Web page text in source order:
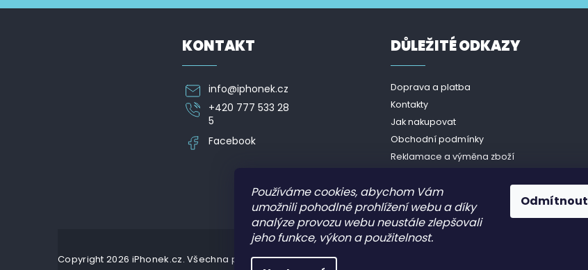
Používáme cookies, abychom Vám
umožnili pohodlné prohlížení webu a díky
analýze provozu webu neustále zlepšovali
jeho funkce, výkon a použitelnost.
Odmítnout
t
KONTAKT
info@iphonek.cz
+420 777 533 28
5
Facebook
DŮLEŽITÉ ODKAZY
Doprava a platba
Kontakty
Jak nakupovat
Obchodní podmínky
Reklamace a výměna zboží
údajů - GDPR
Copyright 2026 iPhonek.cz. Všechna práva vyhrazena.